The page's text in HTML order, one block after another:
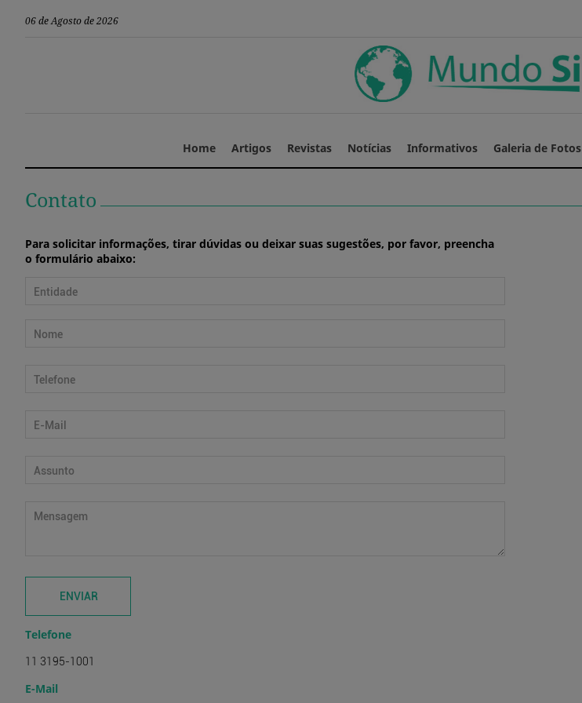
06 de Agosto de 2026
Home Artigos Revistas Notícias Informativos Galeria de Fotos
Contato
Para solicitar informações, tirar dúvidas ou deixar suas sugestões, por favor, preencha
o formulário abaixo:
Telefone
11 3195-1001
E-Mail